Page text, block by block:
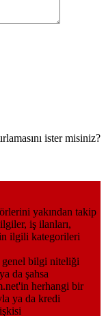
ister misiniz?
yakından takip
iş ilanları,
ilgili kategorileri
genel bilgi niteliği
da şahsa
herhangi bir
ya da kredi